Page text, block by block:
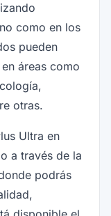
como en los
pueden
áreas como
otras.
Ultra en
a través de la
podrás